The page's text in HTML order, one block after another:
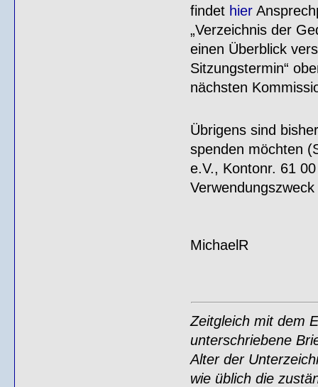
findet hier
„Verzeichnis der
einen Überblick
Sitzungstermin“
nächsten
Übrigens sind
spenden möchten
e.V., Kontonr. 61
MichaelR
Zeitgleich mit dem
unterschriebene
Alter der
wie üblich die